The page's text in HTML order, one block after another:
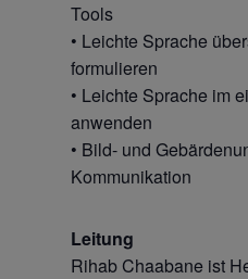
Tools
• Leichte Sprache
formulieren
• Leichte Sprache im
anwenden
• Bild- und
Kommunikation
Leitung
Rihab Chaabane ist